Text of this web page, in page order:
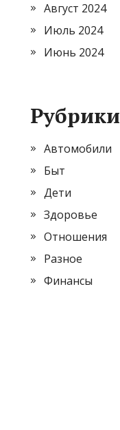
Август 2024
Июль 2024
Июнь 2024
Рубрики
Автомобили
Быт
Дети
Здоровье
Отношения
Разное
Финансы